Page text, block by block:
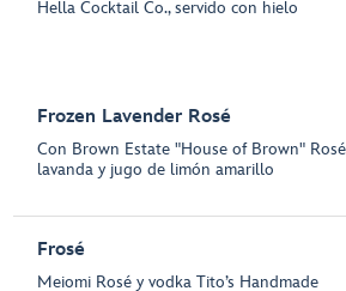
Hella Cocktail Co., servido con hielo
Frozen Lavender Rosé
Con Brown Estate "House of Brown"
lavanda y jugo de limón amarillo
Frosé
Meiomi Rosé y vodka Tito’s Handmade